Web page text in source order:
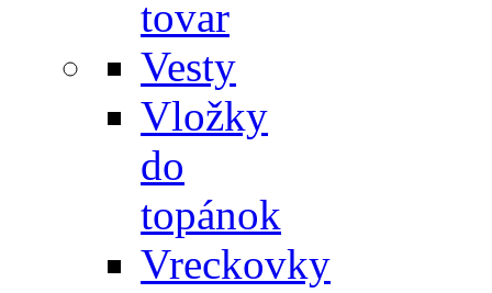
tovar
Vesty
Vložky
do
topánok
Vreckovky